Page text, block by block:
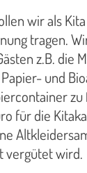
wir als
tragen.
z.B. die
und
für die
vergütet wird.